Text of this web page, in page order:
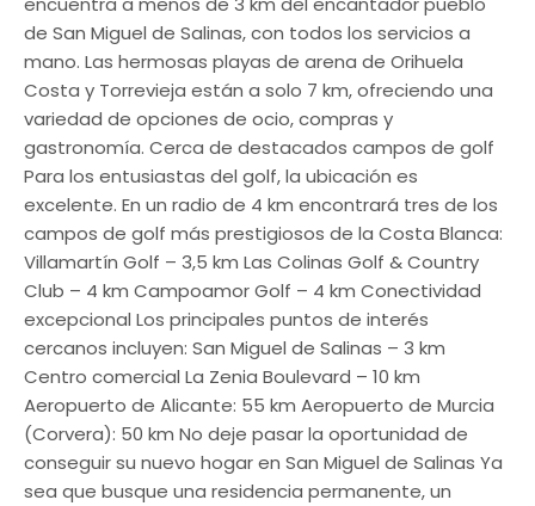
de San Miguel de Salinas, con todos los servicios a
mano. Las hermosas playas de arena de Orihuela
Costa y Torrevieja están a solo 7 km, ofreciendo una
variedad de opciones de ocio, compras y
gastronomía. Cerca de destacados campos de golf
Para los entusiastas del golf, la ubicación es
excelente. En un radio de 4 km encontrará tres de los
campos de golf más prestigiosos de la Costa Blanca:
Villamartín Golf – 3,5 km Las Colinas Golf & Country
Club – 4 km Campoamor Golf – 4 km Conectividad
excepcional Los principales puntos de interés
cercanos incluyen: San Miguel de Salinas – 3 km
Centro comercial La Zenia Boulevard – 10 km
Aeropuerto de Alicante: 55 km Aeropuerto de Murcia
(Corvera): 50 km No deje pasar la oportunidad de
conseguir su nuevo hogar en San Miguel de Salinas Ya
sea que busque una residencia permanente, un